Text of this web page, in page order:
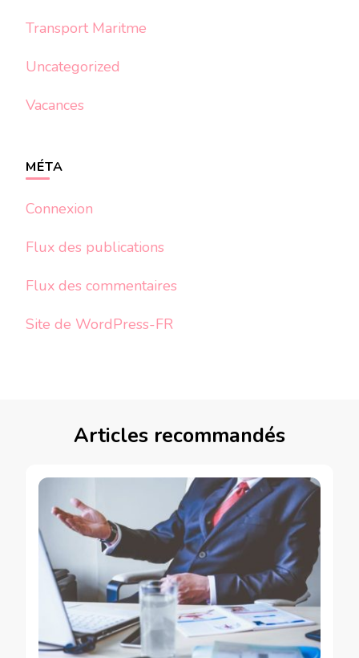
Transport Maritme
Uncategorized
Vacances
MÉTA
Connexion
Flux des publications
Flux des commentaires
Site de WordPress-FR
Articles recommandés